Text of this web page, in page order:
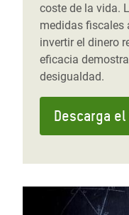
coste de la vida.
medidas fiscales
invertir el dinero
eficacia
desigualdad.
Descarga